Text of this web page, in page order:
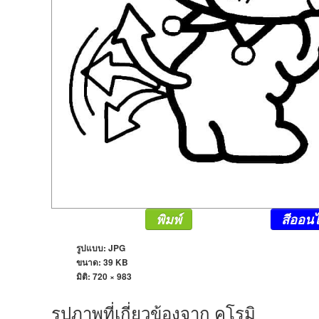
พิมพ์ สีออน
รูปแบบ: JPG
ขนาด: 39 KB
มิติ: 720 × 983
รูปภาพที่เกี่ยวข้องจาก คุโรมิ